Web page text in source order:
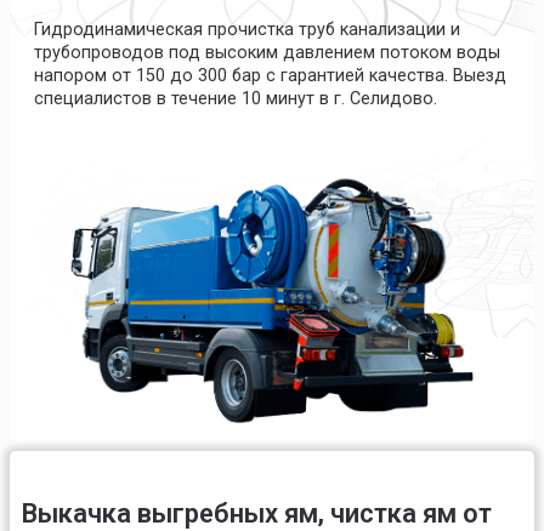
Гидродинамическая прочистка труб канализации и
трубопроводов под высоким давлением потоком воды
напором от 150 до 300 бар с гарантией качества. Выезд
специалистов в течение 10 минут в г. Селидово.
Выкачка выгребных ям, чистка ям от